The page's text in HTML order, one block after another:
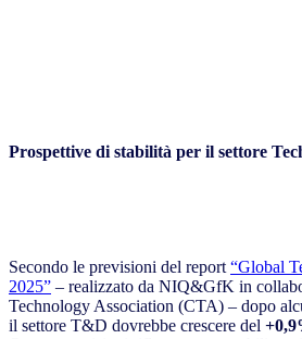
Prospettive di stabilità per il settore
Secondo le previsioni del report “Global
2025” – realizzato da NIQ&GfK in
Technology Association (CTA) – dopo
il settore T&D dovrebbe crescere del